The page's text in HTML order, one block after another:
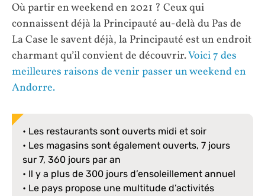
Où partir en weekend en 2021 ? Ceux qui
connaissent déjà la Principauté au-delà du Pas de
La Case le savent déjà, la Principauté est un endroit
charmant qu’il convient de découvrir.Voici 7 des
meilleures raisons de venir passer un weekend en
Andorre.
• Les restaurants sont ouverts midi et soir
• Les magasins sont également ouverts, 7 jours
sur 7, 360 jours par an
• Il y a plus de 300 jours d’ensoleillement annuel
• Le pays propose une multitude d’activités